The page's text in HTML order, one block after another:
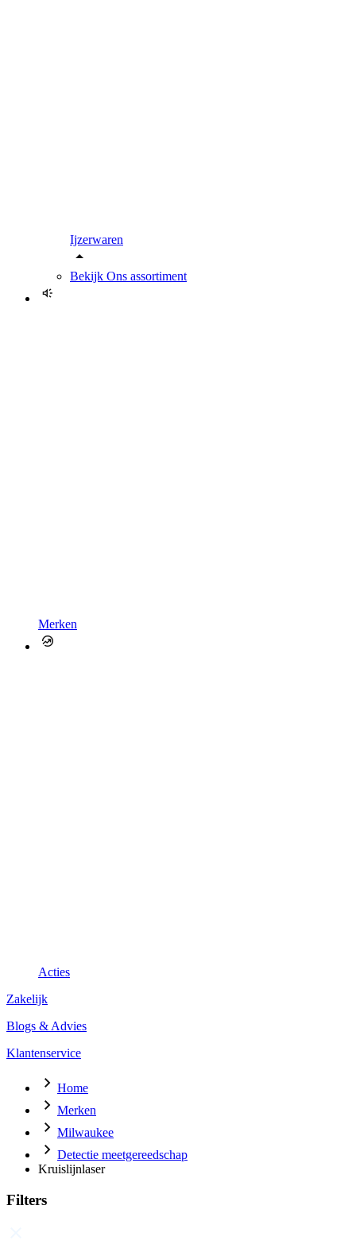
Ijzerwaren
Bekijk Ons assortiment
Merken
Acties
Zakelijk
Blogs & Advies
Klantenservice
Home
Merken
Milwaukee
Detectie meetgereedschap
Kruislijnlaser
Filters